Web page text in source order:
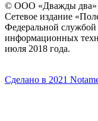
© ООО «Дважды два»
Сетевое издание
Федеральной службой
информационных
июля 2018 года.
Сделано в 2021